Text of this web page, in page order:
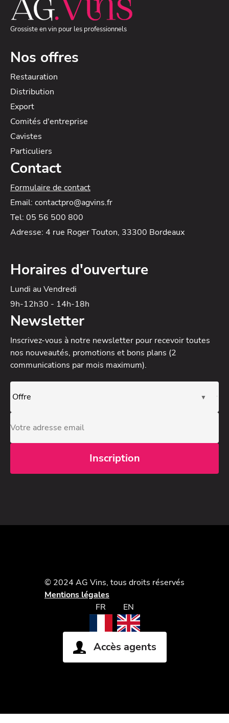
Grossiste en vin pour les professionnels
Nos offres
Restauration
Distribution
Export
Comités d'entreprise
Cavistes
Particuliers
Contact
Formulaire de contact
Email: contactpro@agvins.fr
Tel: 05 56 500 800
Adresse: 4 rue Roger Touton, 33300 Bordeaux
Horaires d'ouverture
Lundi au Vendredi
9h-12h30 - 14h-18h
Newsletter
Inscrivez-vous à notre newsletter pour recevoir toutes
nos nouveautés, promotions et bons plans (2
communications par mois maximum).
© 2024 AG Vins, tous droits réservés
Mentions légales
FR
EN
Accès agents